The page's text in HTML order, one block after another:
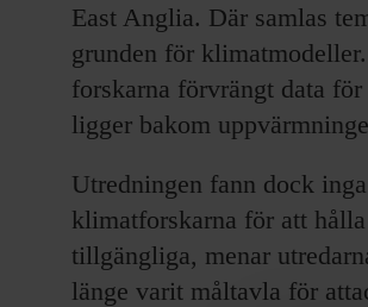
East Anglia. Där samlas
grunden för
forskarna förvrängt data
ligger bakom
Utredningen fann dock
klimatforskarna för att
tillgängliga, menar
länge varit måltavla för